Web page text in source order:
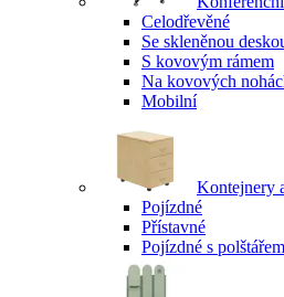
Celodřevěné
Se skleněnou
S kovovým rámem
Na kovových
Mobilní
Kontejnery
Pojízdné
Přístavné
Pojízdné s polštářem